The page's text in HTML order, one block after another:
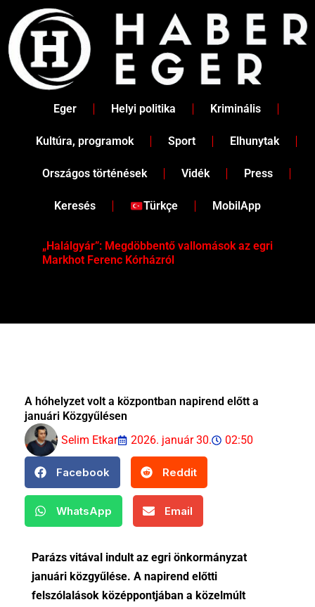
content
Eger Helyi politika Kriminális
Kultúra, programok Sport Elhunytak
Országos történések Vidék Press
Keresés Türkçe MobilApp
„Halálgyár”: Megdöbbentő vallomások az egri
Markhot Ferenc Kórházról
A hóhelyzet volt a központban napirend előtt a
januári Közgyűlésen
Selim Etkar
2026. január 30. 02:50
Facebook Reddit
WhatsApp Email
Parázs vitával indult az egri önkormányzat
januári közgyűlése. A napirend előtti
felszólalások középpontjában a közelmúlt